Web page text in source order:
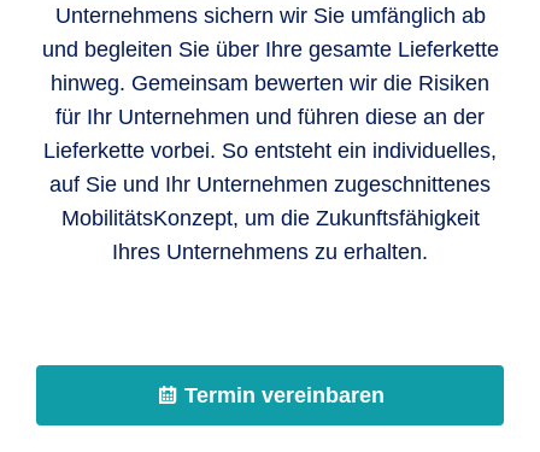
Unternehmens sichern wir Sie umfänglich ab
und begleiten Sie über Ihre gesamte Lieferkette
hinweg. Gemeinsam bewerten wir die Risiken
für Ihr Unternehmen und führen diese an der
Lieferkette vorbei. So entsteht ein individuelles,
auf Sie und Ihr Unternehmen zugeschnittenes
MobilitätsKonzept, um die Zukunftsfähigkeit
Ihres Unternehmens zu erhalten.
Termin vereinbaren